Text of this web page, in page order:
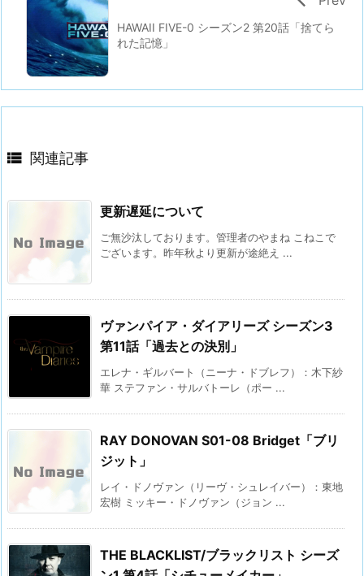
HAWAII FIVE-0 シーズン2 第20話「捨てら
れた記憶」
 関連記事
更新遅延について
ご無沙汰しております。管理者のやまね こねこで
ございます。昨年秋より更新が途絶え ...
ヴァンパイア・ダイアリーズ シーズン3
第11話「過去との決別」
エレナ・ギルバート（ニーナ・ドブレフ）：木下紗
華 ステファン・サルバトーレ（ポー ...
RAY DONOVAN S01-08 Bridget「ブリ
ジット」
レイ・ドノヴァン（リーヴ・シュレイバー）：東地
宏樹 ミッキー・ドノヴァン（ジョン ...
THE BLACKLIST/ブラックリスト シーズ